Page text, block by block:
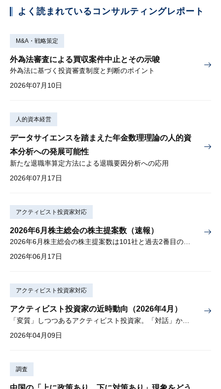
よく読まれているコンサルティングレポート
M&A・戦略策定
外為法審査による買収案件中止とその示唆
外為法に基づく投資審査制度と判断のポイント
2026年07月10日
人的資本経営
データサイエンスを踏まえた年金数理理論の人的資
本分析への発展可能性
新たな退職率算定方法による退職要因分析への応用
2026年07月17日
アクティビスト投資家対応
2026年6月株主総会の株主提案数（速報）
2026年6月株主総会の株主提案数は101社と過去2番目の多さ
2026年06月17日
アクティビスト投資家対応
アクティビスト投資家の近時動向（2026年4月）
2026年04月09日
調査